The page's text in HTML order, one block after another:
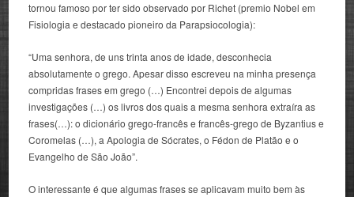
tornou famoso por ter sido observado por Richet (premio Nobel em
Fisiologia e destacado pioneiro da Parapsiocologia):
“Uma senhora, de uns trinta anos de idade, desconhecia
absolutamente o grego. Apesar disso escreveu na minha presença
compridas frases em grego (…) Encontrei depois de algumas
investigações (…) os livros dos quais a mesma senhora extraíra as
frases(…): o dicionário grego-francês e francês-grego de Byzantius e
Coromelas (…), a Apologia de Sócrates, o Fédon de Platão e o
Evangelho de São João”.
O interessante é que algumas frases se aplicavam muito bem às